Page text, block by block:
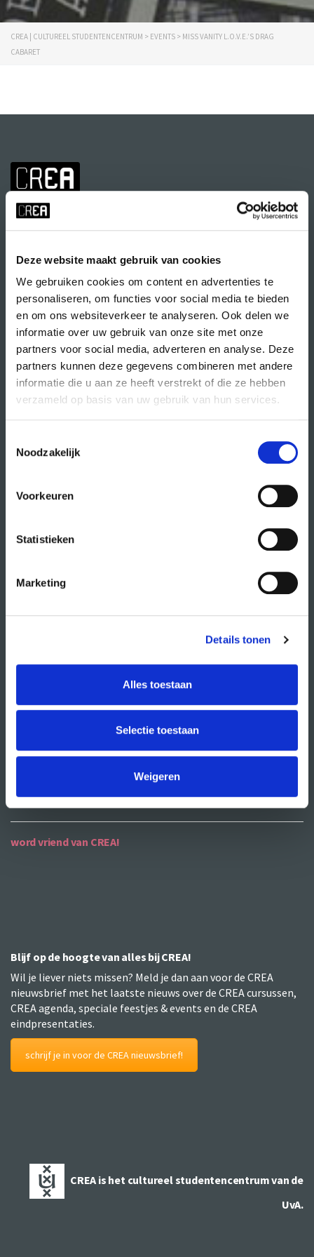
Deze website maakt gebruik van cookies
We gebruiken cookies om content en advertenties te
personaliseren, om functies voor social media te bieden
en om ons websiteverkeer te analyseren. Ook delen we
informatie over uw gebruik van onze site met onze
partners voor social media, adverteren en analyse. Deze
partners kunnen deze gegevens combineren met andere
informatie die u aan ze heeft verstrekt of die ze hebben
verzameld op basis van uw gebruik van hun services.
Noodzakelijk
Voorkeuren
Statistieken
Marketing
Details tonen
Alles toestaan
Selectie toestaan
Weigeren
CREA | CULTUREEL STUDENTENCENTRUM > EVENTS > MISS VANITY L.O.V.E.’S DRAG
CABARET
Volg CREA ookop:
direct naar
agenda
studio- en zaalhuur
CREA fonds
wat doet CREA?
vacatures
contact
openingstijden
word vriend van CREA!
Blijf op de hoogte van alles bij CREA!
Wil je liever niets missen? Meld je dan aan voor de CREA
nieuwsbrief met het laatste nieuws over de CREA cursussen,
CREA agenda, speciale feestjes & events en de CREA
eindpresentaties.
schrijf je in voor de CREA nieuwsbrief!
CREA is het cultureel studentencentrum van de
UvA.